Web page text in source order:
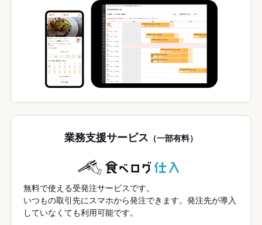
業務支援サービス （一部有料）
無料で使える受発注サービスです。
いつもの取引先にスマホから発注できます。発注先が導入
していなくても利用可能です。